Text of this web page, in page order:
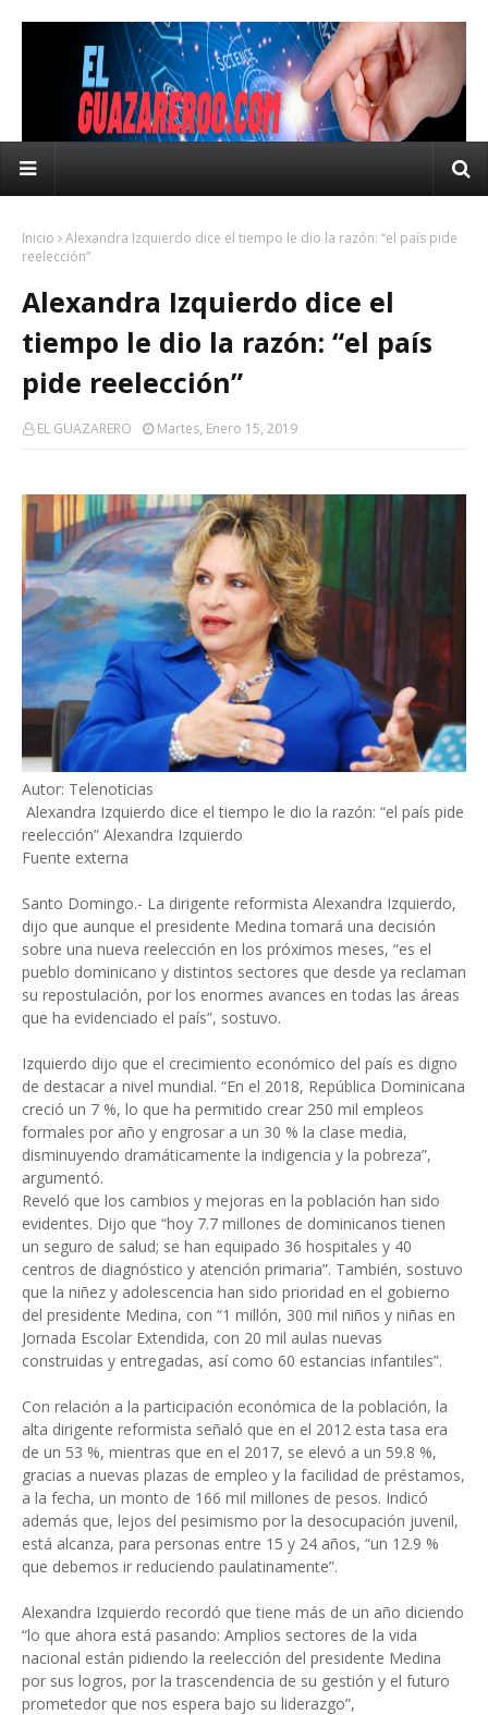
Inicio
Alexandra Izquierdo dice el tiempo le dio la razón: “el país pide
reelección”
Alexandra Izquierdo dice el
tiempo le dio la razón: “el país
pide reelección”
EL GUAZARERO Martes, Enero 15, 2019
Autor: Telenoticias
Alexandra Izquierdo dice el tiempo le dio la razón: “el país pide
reelección” Alexandra Izquierdo
Fuente externa
Santo Domingo.- La dirigente reformista Alexandra Izquierdo,
dijo que aunque el presidente Medina tomará una decisión
sobre una nueva reelección en los próximos meses, “es el
pueblo dominicano y distintos sectores que desde ya reclaman
su repostulación, por los enormes avances en todas las áreas
que ha evidenciado el país”, sostuvo.
Izquierdo dijo que el crecimiento económico del país es digno
de destacar a nivel mundial. “En el 2018, República Dominicana
creció un 7 %, lo que ha permitido crear 250 mil empleos
formales por año y engrosar a un 30 % la clase media,
disminuyendo dramáticamente la indigencia y la pobreza”,
argumentó.
Reveló que los cambios y mejoras en la población han sido
evidentes. Dijo que “hoy 7.7 millones de dominicanos tienen
un seguro de salud; se han equipado 36 hospitales y 40
centros de diagnóstico y atención primaria”. También, sostuvo
que la niñez y adolescencia han sido prioridad en el gobierno
del presidente Medina, con “1 millón, 300 mil niños y niñas en
Jornada Escolar Extendida, con 20 mil aulas nuevas
construidas y entregadas, así como 60 estancias infantiles”.
Con relación a la participación económica de la población, la
alta dirigente reformista señaló que en el 2012 esta tasa era
de un 53 %, mientras que en el 2017, se elevó a un 59.8 %,
gracias a nuevas plazas de empleo y la facilidad de préstamos,
a la fecha, un monto de 166 mil millones de pesos. Indicó
además que, lejos del pesimismo por la desocupación juvenil,
está alcanza, para personas entre 15 y 24 años, “un 12.9 %
que debemos ir reduciendo paulatinamente”.
Alexandra Izquierdo recordó que tiene más de un año diciendo
“lo que ahora está pasando: Amplios sectores de la vida
nacional están pidiendo la reelección del presidente Medina
por sus logros, por la trascendencia de su gestión y el futuro
prometedor que nos espera bajo su liderazgo”,